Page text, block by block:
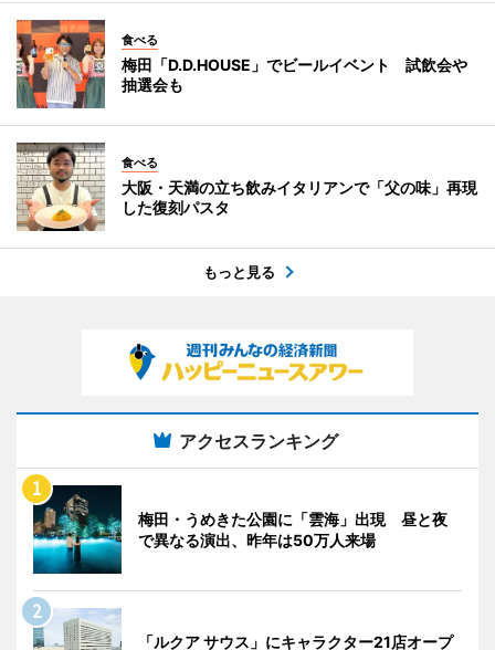
食べる
梅田「D.D.HOUSE」でビールイベント 試飲会や
抽選会も
食べる
大阪・天満の立ち飲みイタリアンで「父の味」再現
した復刻パスタ
もっと見る
アクセスランキング
梅田・うめきた公園に「雲海」出現 昼と夜
で異なる演出、昨年は50万人来場
「ルクア サウス」にキャラクター21店オープ